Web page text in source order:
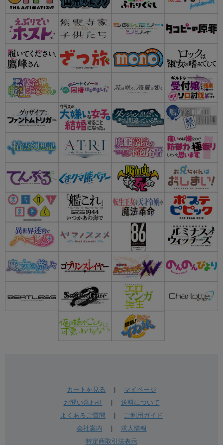
カートを見る
マイページ
お問い合わせ| 送料について
よくあるご質問
ご利用ガイド
会社案内
求人情報
特定商取引法表示